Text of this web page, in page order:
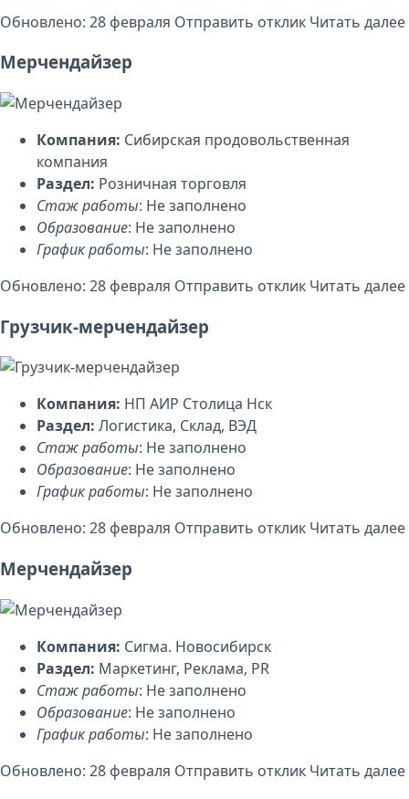
Обновлено: 28 февраля Отправить отклик Читать далее
Мерчендайзер
Компания: Сибирская продовольственная
компания
Раздел: Розничная торговля
Стаж работы: Не заполнено
Образование: Не заполнено
График работы: Не заполнено
Обновлено: 28 февраля Отправить отклик Читать далее
Грузчик-мерчендайзер
Компания: НП АИР Столица Нск
Раздел: Логистика, Склад, ВЭД
Стаж работы: Не заполнено
Образование: Не заполнено
График работы: Не заполнено
Обновлено: 28 февраля Отправить отклик Читать далее
Мерчендайзер
Компания: Сигма. Новосибирск
Раздел: Маркетинг, Реклама, PR
Стаж работы: Не заполнено
Образование: Не заполнено
График работы: Не заполнено
Обновлено: 28 февраля Отправить отклик Читать далее